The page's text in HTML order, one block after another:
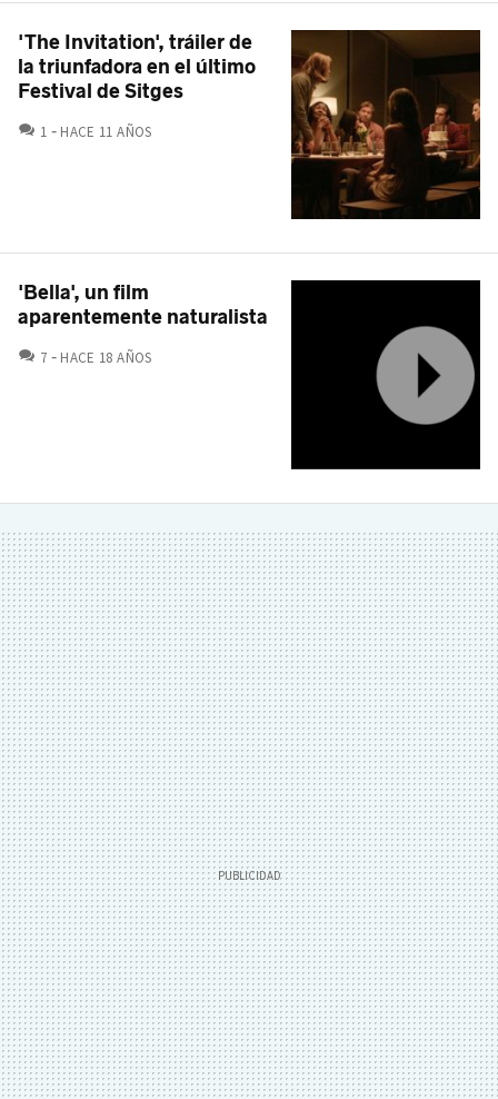
'The Invitation', tráiler de
la triunfadora en el último
Festival de Sitges
1 COMENTARIOS
HACE 11 AÑOS
'Bella', un film
aparentemente naturalista
7 COMENTARIOS
HACE 18 AÑOS